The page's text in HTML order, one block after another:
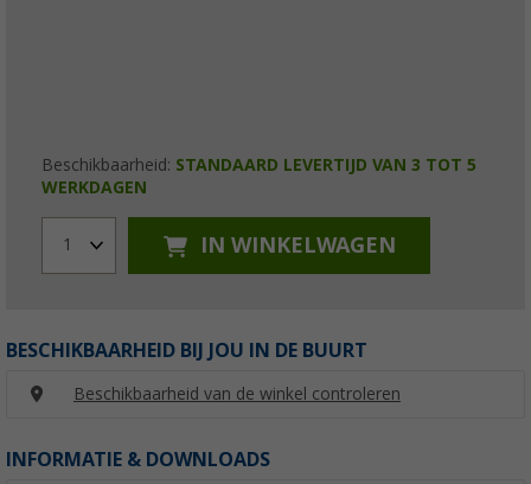
Beschikbaarheid: STANDAARD LEVERTIJD VAN 3 TOT 5
WERKDAGEN
1 IN WINKELWAGEN
BESCHIKBAARHEID BIJ JOU IN DE BUURT
Beschikbaarheid van de winkel controleren
INFORMATIE & DOWNLOADS